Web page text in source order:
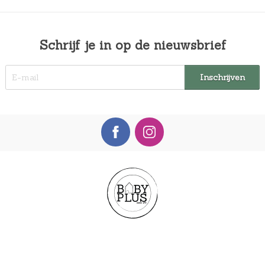
Schrijf je in op de nieuwsbrief